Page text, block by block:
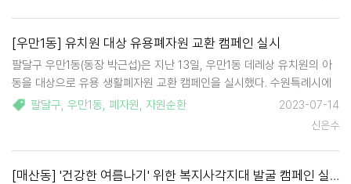
[우만1동] 유치원 대상 유용폐자원 교환 캠페인 실시
팔달구 우만1동(동장 박근섭)은 지난 13일, 우만1동 데레상 유치원의 아
동을 대상으로 유용 생활폐자원 교환 캠페인을 실시했다. 수원특례시에
서는 폐자원 교환 사업을 통해 폐건전지와 우유팩을 수거하여 새건전지
와 화장지로 교환해 주고 있다. 이날 민원실에서 실시된 캠페인에는 데라
팔달구, 우만1동, 폐자원, 자원순환
2023-07-14
신은수
[매산동] '건강한 여름나기' 위한 복지사각지대 발굴 캠페인 실시